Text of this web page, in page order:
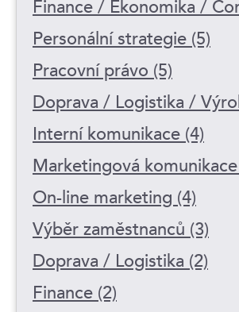
Finance / Ekonomika /
Personální strategie (5)
Pracovní právo (5)
Doprava / Logistika /
Interní komunikace (4)
Marketingová komunikace
On-line marketing (4)
Výběr zaměstnanců (3)
Doprava / Logistika (2)
Finance (2)